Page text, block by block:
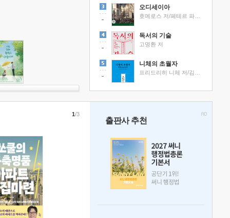
오디세이아
독서의 기술
고명환 저
니체의 초월자
1/3
출판사 추천